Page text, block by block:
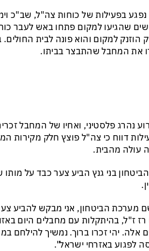
נפגע בפעילות של כוחות צה"ל, שב"כ
שהגיעו למקום פתחו באש לעבר
הוזנק למקום והוא פונה לבית
את המחבל שהתבצר בביתו.
נהרג פלסטיני, ואחיו של המחבל
דווח כי צה"ל פוצץ חלק מקירות
עולה מהבית.
בני גנץ הביע צער כבד על
מערכת הביטחון, אני מבקש להביע
ז"ל, בהיתקלות עם מחבלים היום
אלה. יהי זכרו ברוך. נמשיך להילחם
לפגוע באזרחי ישראל".